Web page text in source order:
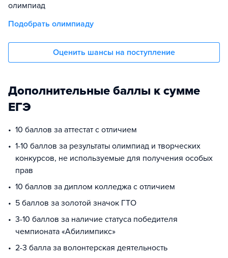
олимпиад
Подобрать олимпиаду
Оценить шансы на поступление
Дополнительные баллы к сумме
ЕГЭ
10 баллов за аттестат с отличием
1-10 баллов за результаты олимпиад и творческих
конкурсов, не используемые для получения особых
прав
10 баллов за диплом колледжа с отличием
5 баллов за золотой значок ГТО
3-10 баллов за наличие статуса победителя
чемпионата «Абилимпикс»
2-3 балла за волонтерская деятельность